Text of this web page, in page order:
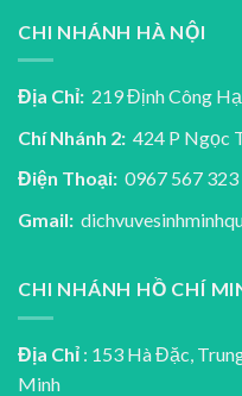
CHI NHÁNH HÀ NỘI
Địa Chỉ: 219 Định Công
Chí Nhánh 2: 424 P Ngọc
Điện Thoại: 0967 567 323
Gmail:
CHI NHÁNH HỒ CHÍ
Địa Chỉ : 153 Hà Đặc,
Minh